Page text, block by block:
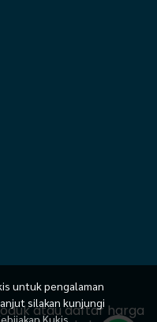
untuk pengalaman
silakan kunjungi
Kukis
atau daftar harga